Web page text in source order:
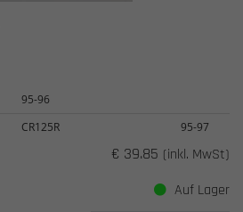
95-96
CR125R 95-97
€ 39.85 (inkl. MwSt)
Auf Lager